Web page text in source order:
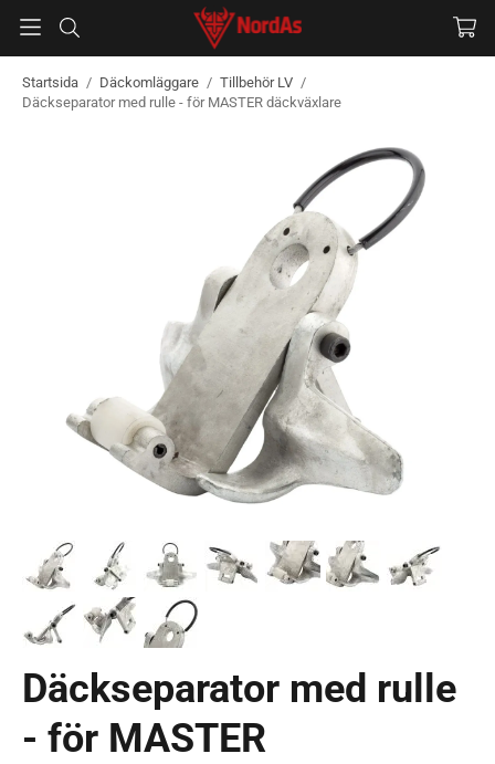
Startsida / Däckomläggare / Tillbehör LV /
Däckseparator med rulle - för MASTER däckväxlare
Däckseparator med rulle
- för MASTER